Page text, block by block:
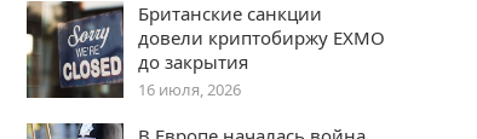
Британские санкции
довели криптобиржу EXMO
до закрытия
16 июля, 2026